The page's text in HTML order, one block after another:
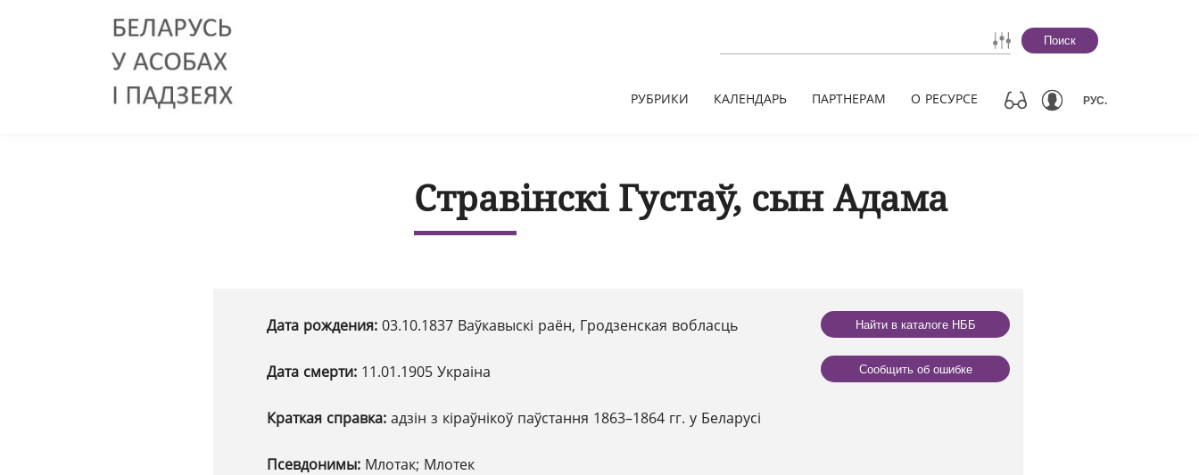
Поиск
РУБРИКИ КАЛЕНДАРЬ ПАРТНЕРАМ О РЕСУРСЕ РУС.
Стравінскі Густаў, сын Адама
Дата рождения: 03.10.1837 Ваўкавыскі раён, Гродзенская вобласць
Дата смерти: 11.01.1905 Украіна
Краткая справка: адзін з кіраўнікоў паўстання 1863–1864 гг. у Беларусі
Псевдонимы: Млотак; Млотек
Найти в каталоге НББ
Сообщить об ошибке